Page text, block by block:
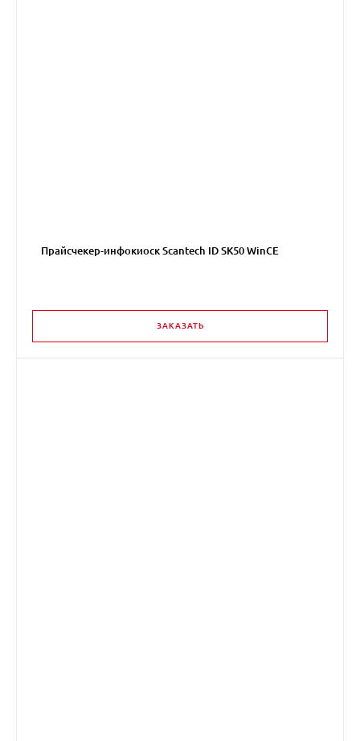
Прайсчекер-инфокиоск Scantech ID SK50 WinCE
ЗАКАЗАТЬ